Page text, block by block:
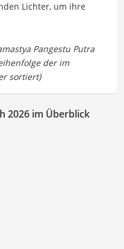
Lichter, um ihre
2026 im Überblick